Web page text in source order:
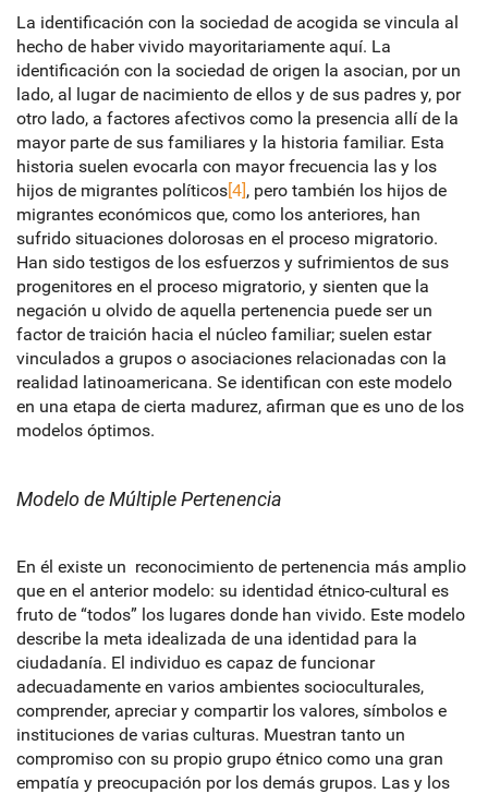
La identificación con la sociedad de acogida se vincula al
hecho de haber vivido mayoritariamente aquí. La
identificación con la sociedad de origen la asocian, por un
lado, al lugar de nacimiento de ellos y de sus padres y, por
otro lado, a factores afectivos como la presencia allí de la
mayor parte de sus familiares y la historia familiar. Esta
historia suelen evocarla con mayor frecuencia las y los
hijos de migrantes políticos[4], pero también los hijos de
migrantes económicos que, como los anteriores, han
sufrido situaciones dolorosas en el proceso migratorio.
Han sido testigos de los esfuerzos y sufrimientos de sus
progenitores en el proceso migratorio, y sienten que la
negación u olvido de aquella pertenencia puede ser un
factor de traición hacia el núcleo familiar; suelen estar
vinculados a grupos o asociaciones relacionadas con la
realidad latinoamericana. Se identifican con este modelo
en una etapa de cierta madurez, afirman que es uno de los
modelos óptimos.
Modelo de Múltiple Pertenencia
En él existe un reconocimiento de pertenencia más amplio
que en el anterior modelo: su identidad étnico-cultural es
fruto de “todos” los lugares donde han vivido. Este modelo
describe la meta idealizada de una identidad para la
ciudadanía. El individuo es capaz de funcionar
adecuadamente en varios ambientes socioculturales,
comprender, apreciar y compartir los valores, símbolos e
instituciones de varias culturas. Muestran tanto un
compromiso con su propio grupo étnico como una gran
empatía y preocupación por los demás grupos. Las y los